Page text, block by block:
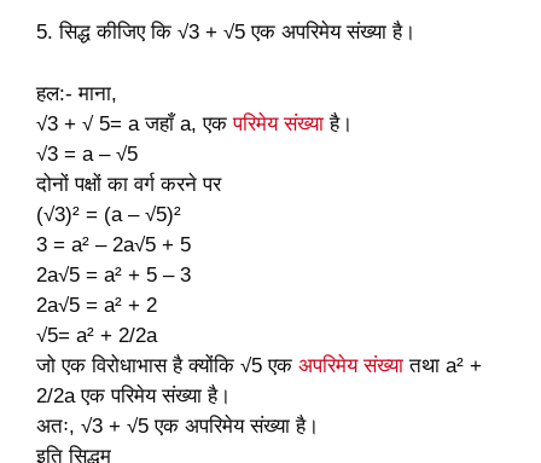
5. सिद्ध कीजिए कि √3 + √5 एक अपरिमेय संख्या है।
हल:- माना,
√3 + √ 5= a जहाँ a, एकपरिमेय संख्या है।
√3 = a – √5
दोनों पक्षों का वर्ग करने पर
(√3)² = (a – √5)²
3 = a² – 2a√5 + 5
2a√5 = a² + 5 – 3
2a√5 = a² + 2
√5= a² + 2/2a
जो एक विरोधाभास है क्योंकि √5 एक अपरिमेय संख्या तथा a² +
2/2a एक परिमेय संख्या है।
अतः, √3 + √5 एक अपरिमेय संख्या है।
इति सिद्धम्